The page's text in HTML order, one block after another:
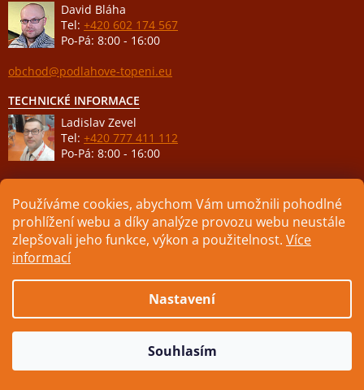
Používáme cookies, abychom Vám umožnili pohodlné
prohlížení webu a díky analýze provozu webu neustále
zlepšovali jeho funkce, výkon a použitelnost. Více
informací
Nastavení
Souhlasím
David Bláha
Tel: +420 602 174 567
Po-Pá: 8:00 - 16:00
obchod@podlahove-topeni.eu
TECHNICKÉ INFORMACE
Ladislav Zevel
Tel: +420 777 411 112
Po-Pá: 8:00 - 16:00
podpora@podlahove-topeni.eu
Copyright 2026ELEKTRICKÉ PODLAHOVÉ TOPENÍ. Všechna
práva vyhrazena.